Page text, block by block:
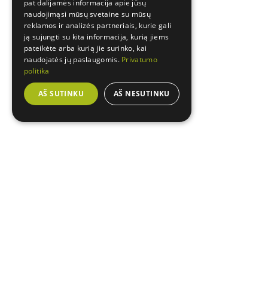
pat dalijamės informacija apie jūsų
naudojimąsi mūsų svetaine su mūsų
reklamos ir analizės partneriais, kurie gali
ją sujungti su kita informacija, kurią jiems
pateikėte arba kurią jie surinko, kai
naudojatės jų paslaugomis. Privatumo
politika
AŠ SUTINKU AŠ NESUTINKU